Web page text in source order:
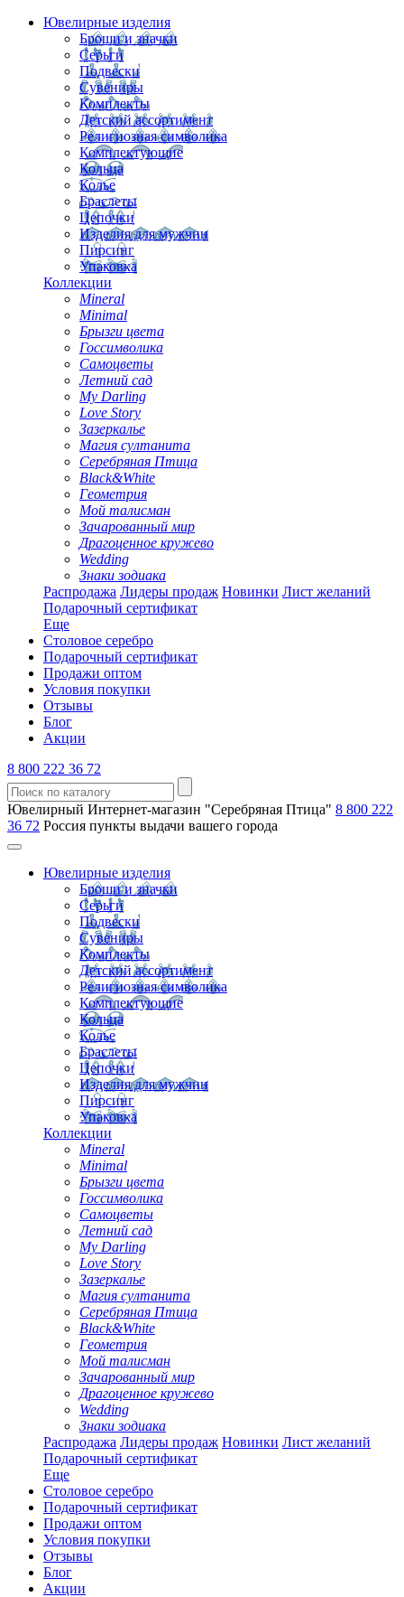
Ювелирные изделия
Броши и значки
Серьги
Подвески
Сувениры
Комплекты
Детский ассортимент
Религиозная символика
Комплектующие
Кольца
Колье
Браслеты
Цепочки
Изделия для мужчин
Пирсинг
Упаковка
Коллекции
Mineral
Minimal
Брызги цвета
Госсимволика
Самоцветы
Летний сад
My Darling
Love Story
Зазеркалье
Магия султанита
Серебряная Птица
Black&White
Геометрия
Мой талисман
Зачарованный мир
Драгоценное кружево
Wedding
Знаки зодиака
Распродажа Лидеры продаж Новинки Лист желаний
Подарочный сертификат
Еще
Столовое серебро
Подарочный сертификат
Продажи оптом
Условия покупки
Отзывы
Блог
Акции
8 800 222 36 72
Ювелирный Интернет-магазин "Серебряная Птица" 8 800 222
36 72 Россия пункты выдачи вашего города
Ювелирные изделия
Броши и значки
Серьги
Подвески
Сувениры
Комплекты
Детский ассортимент
Религиозная символика
Комплектующие
Кольца
Колье
Браслеты
Цепочки
Изделия для мужчин
Пирсинг
Упаковка
Коллекции
Mineral
Minimal
Брызги цвета
Госсимволика
Самоцветы
Летний сад
My Darling
Love Story
Зазеркалье
Магия султанита
Серебряная Птица
Black&White
Геометрия
Мой талисман
Зачарованный мир
Драгоценное кружево
Wedding
Знаки зодиака
Распродажа Лидеры продаж Новинки Лист желаний
Подарочный сертификат
Еще
Столовое серебро
Подарочный сертификат
Продажи оптом
Условия покупки
Отзывы
Блог
Акции